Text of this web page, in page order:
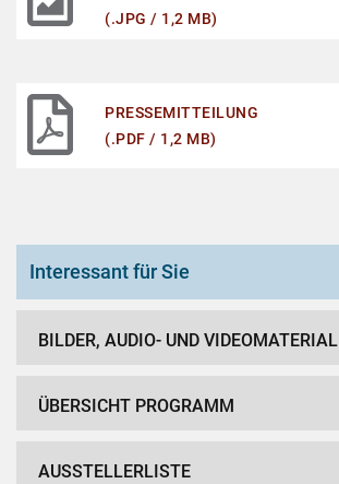
(.JPG / 1,2 MB)
PRESSEMITTEILUNG
(.PDF / 1,2 MB)
Interessant für Sie
BILDER, AUDIO- UND VIDEOMATERIAL
ÜBERSICHT PROGRAMM
AUSSTELLERLISTE